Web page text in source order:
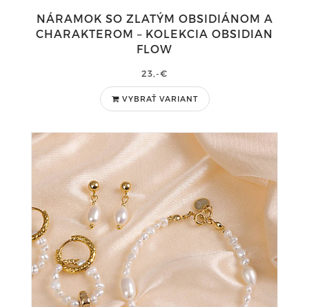
NÁRAMOK SO ZLATÝM OBSIDIÁNOM A
CHARAKTEROM – KOLEKCIA OBSIDIAN
FLOW
23,-€
VYBRAŤ VARIANT